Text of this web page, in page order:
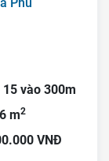
Phú
vào 300m
m2
VNĐ